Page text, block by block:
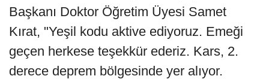
Başkanı Doktor Öğretim Üyesi Samet
Kırat, "Yeşil kodu aktive ediyoruz. Emeği
geçen herkese teşekkür ederiz. Kars, 2.
derece deprem bölgesinde yer alıyor.